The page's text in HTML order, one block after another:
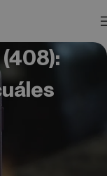
(408):